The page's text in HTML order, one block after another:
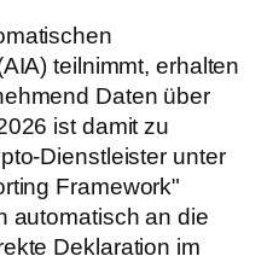
teilnimmt, erhalten
Daten über
ist damit zu
Dienstleister unter
Framework"
automatisch an die
Deklaration im